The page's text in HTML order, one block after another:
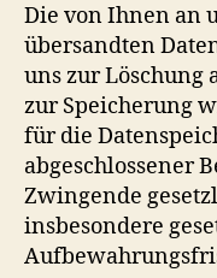
Die von Ihnen an
übersandten
uns zur
zur Speicherung
für die
abgeschlossener
Zwingende
insbesondere